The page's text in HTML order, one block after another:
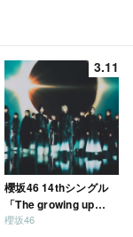
3.11
櫻坂46 14thシングル
「The growing up
train」
櫻坂46